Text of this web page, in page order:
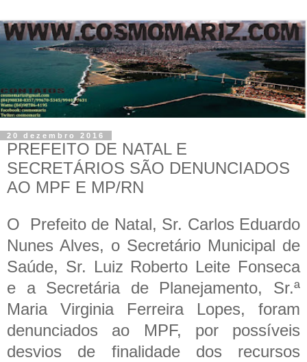
20 dezembro 2016
PREFEITO DE NATAL E
SECRETÁRIOS SÃO DENUNCIADOS
AO MPF E MP/RN
O
Prefeito de Natal, Sr. Carlos Eduardo
Nunes Alves, o Secretário Municipal de
Saúde, Sr. Luiz Roberto Leite Fonseca
e a Secretária de Planejamento, Sr.ª
Maria Virginia Ferreira Lopes, foram
denunciados ao MPF, por possíveis
desvios de finalidade dos recursos